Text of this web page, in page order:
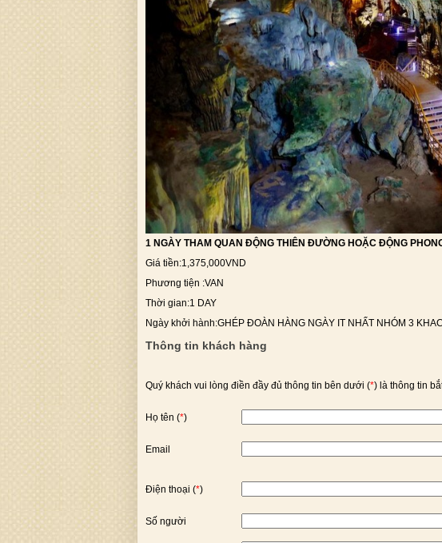
1 NGÀY THAM QUAN ĐỘNG THIÊN ĐƯỜNG HOẶC ĐỘNG
Giá tiền:1,375,000VND
Phương tiện :VAN
Thời gian:1 DAY
Ngày khởi hành:GHÉP ĐOÀN HÀNG NGÀY IT NHẤT NHÓM 3
Thông tin khách hàng
Quý khách vui lòng điền đầy đủ thông tin bên dưới (*) là thông tin
Họ tên (*)
Email
Điện thoại (*)
Số người